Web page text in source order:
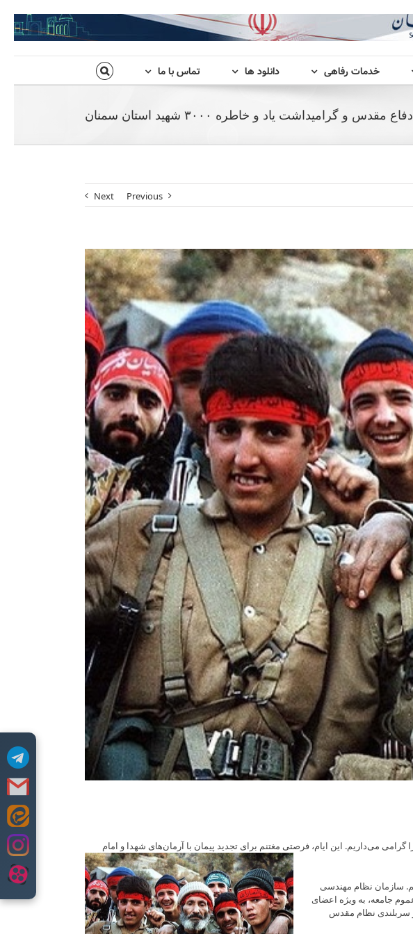
خدمات رفاهی دانلود ها تماس با ما
مقدس و گرامیداشت یاد و خاطره ۳۰۰۰ شهید استان سمنان
Previous
Next
می‌داریم. این ایام، فرصتی مغتنم برای تجدید پیمان با آرمان‌های شهدا و امام
استان سمنان نیز هستیم. سازمان نظام مهندسی
جامعه، به ویژه اعضای
سربلندی نظام مقدس